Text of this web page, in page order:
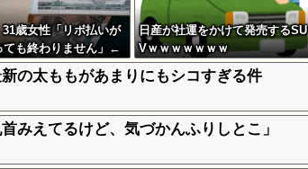
31歳女性「リボ払いが
ても終わりません」←
w w w w w
日産が社運をかけて発売するSU
Vｗｗｗｗｗｗｗ
新の太ももがあまりにもシコすぎる件
みえてるけど、気づかんふりしとこ」